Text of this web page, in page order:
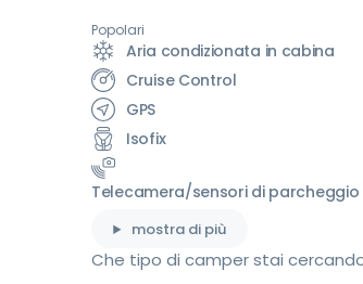
Popolari
Aria condizionata in cabina
Cruise Control
GPS
Isofix
Telecamera/sensori di parcheggio
mostra di più
Che tipo di camper stai